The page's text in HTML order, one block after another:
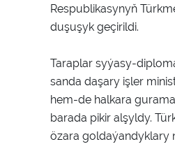
Respublikasynyň
duşuşyk geçirildi.
Taraplar syýasy-
sanda daşary işler
hem-de halkara
barada pikir alşyldy.
özara goldaýandyklary